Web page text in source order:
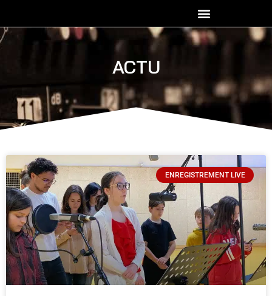
ACTU
ENREGISTREMENT LIVE